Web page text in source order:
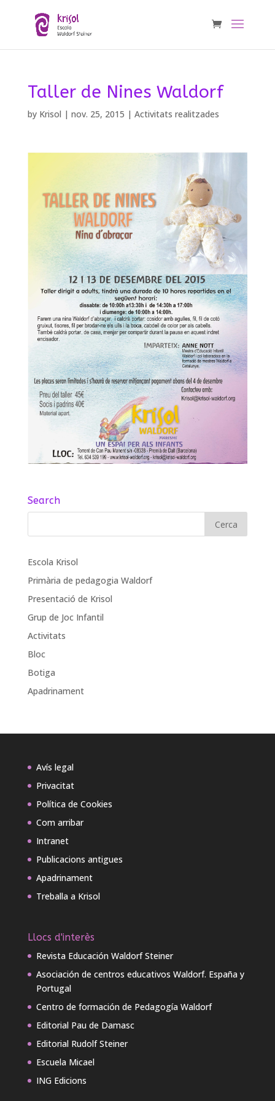
Taller de Nines Waldorf
by Krisol | nov. 25, 2015 | Activitats realitzades
Search
Escola Krisol
Primària de pedagogia Waldorf
Presentació de Krisol
Grup de Joc Infantil
Activitats
Bloc
Botiga
Apadrinament
Avís legal
Privacitat
Política de Cookies
Com arribar
Intranet
Publicacions antigues
Apadrinament
Treballa a Krisol
Llocs d'interès
Revista Educación Waldorf Steiner
Asociación de centros educativos Waldorf. España y
Portugal
Centro de formación de Pedagogía Waldorf
Editorial Pau de Damasc
Editorial Rudolf Steiner
Escuela Micael
ING Edicions